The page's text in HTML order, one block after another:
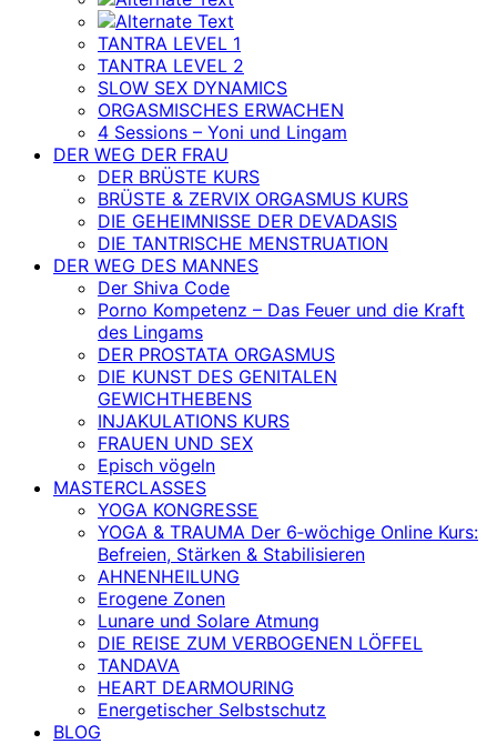
TANTRA LEVEL 1
TANTRA LEVEL 2
SLOW SEX DYNAMICS
ORGASMISCHES ERWACHEN
4 Sessions – Yoni und Lingam
DER WEG DER FRAU
DER BRÜSTE KURS
BRÜSTE & ZERVIX ORGASMUS KURS
DIE GEHEIMNISSE DER DEVADASIS
DIE TANTRISCHE MENSTRUATION
DER WEG DES MANNES
Der Shiva Code
Porno Kompetenz – Das Feuer und die Kraft
des Lingams
DER PROSTATA ORGASMUS
DIE KUNST DES GENITALEN
GEWICHTHEBENS
INJAKULATIONS KURS
FRAUEN UND SEX
Episch vögeln
MASTERCLASSES
YOGA KONGRESSE
YOGA & TRAUMA Der 6‑wöchige Online Kurs:
Befreien, Stärken & Stabilisieren
AHNENHEILUNG
Erogene Zonen
Lunare und Solare Atmung
DIE REISE ZUM VERBOGENEN LÖFFEL
TANDAVA
HEART DEARMOURING
Energetischer Selbstschutz
BLOG